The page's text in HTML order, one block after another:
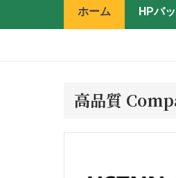
ホーム HPバ
高品質